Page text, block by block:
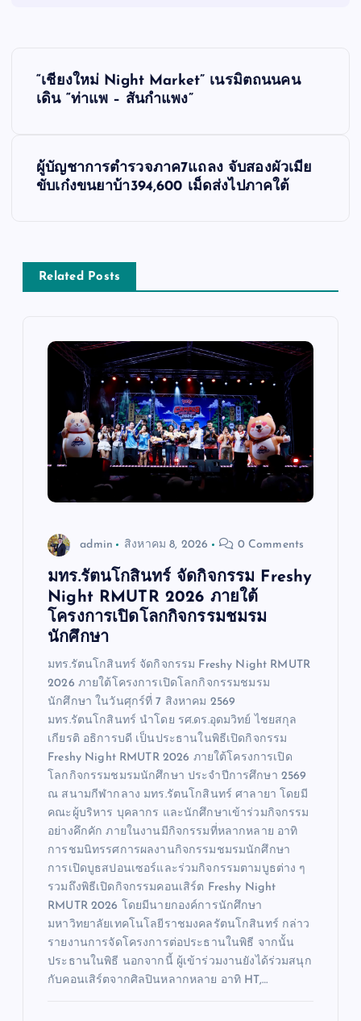
นำ
า
“เชียงใหม่ Night Market” เนรมิตถนนคน
เดิน “ท่าแพ – สันกำแพง”
ผู้บัญชาการตำรวจภาค7แถลง จับสองผัวเมีย
ขับเก๋งขนยาบ้า394,600 เม็ดส่งไปภาคใต้
Related Posts
admin สิงหาคม 8, 2026 0 Comments
มทร.รัตนโกสินทร์ จัดกิจกรรม Freshy
Night RMUTR 2026 ภายใต้
โครงการเปิดโลกกิจกรรมชมรม
นักศึกษา
มทร.รัตนโกสินทร์ จัดกิจกรรม Freshy Night RMUTR
2026 ภายใต้โครงการเปิดโลกกิจกรรมชมรม
นักศึกษา ในวันศุกร์ที่ 7 สิงหาคม 2569
มทร.รัตนโกสินทร์ นำโดย รศ.ดร.อุดมวิทย์ ไชยสกุล
เกียรติ อธิการบดี เป็นประธานในพิธีเปิดกิจกรรม
Freshy Night RMUTR 2026 ภายใต้โครงการเปิด
โลกกิจกรรมชมรมนักศึกษา ประจำปีการศึกษา 2569
ณ สนามกีฬากลาง มทร.รัตนโกสินทร์ ศาลายา โดยมี
คณะผู้บริหาร บุคลากร และนักศึกษาเข้าร่วมกิจกรรม
อย่างคึกคัก ภายในงานมีกิจกรรมที่หลากหลาย อาทิ
การชมนิทรรศการผลงานกิจกรรมชมรมนักศึกษา
การเปิดบูธสปอนเซอร์และร่วมกิจกรรมตามบูธต่าง ๆ
รวมถึงพิธีเปิดกิจกรรมคอนเสิร์ต Freshy Night
RMUTR 2026 โดยมีนายกองค์การนักศึกษา
มหาวิทยาลัยเทคโนโลยีราชมงคลรัตนโกสินทร์ กล่าว
รายงานการจัดโครงการต่อประธานในพิธี จากนั้น
ประธานในพิธี นอกจากนี้ ผู้เข้าร่วมงานยังได้ร่วมสนุก
กับคอนเสิร์ตจากศิลปินหลากหลาย อาทิ HT,…